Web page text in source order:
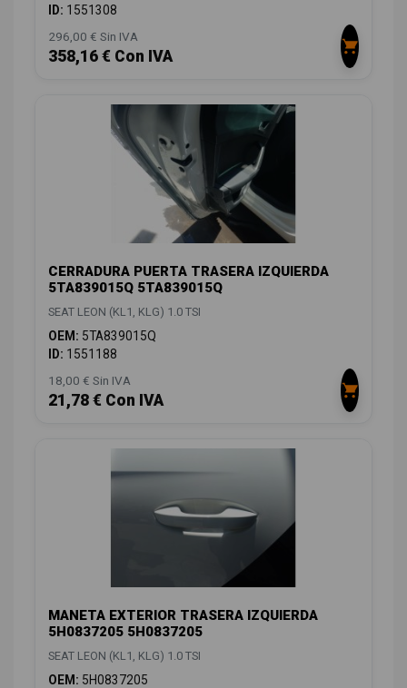
ID: 1551308
296,00 € Sin IVA
358,16 € Con IVA
CERRADURA PUERTA TRASERA IZQUIERDA
5TA839015Q 5TA839015Q
SEAT LEON (KL1, KLG) 1.0 TSI
OEM: 5TA839015Q
ID: 1551188
18,00 € Sin IVA
21,78 € Con IVA
MANETA EXTERIOR TRASERA IZQUIERDA
5H0837205 5H0837205
SEAT LEON (KL1, KLG) 1.0 TSI
OEM: 5H0837205